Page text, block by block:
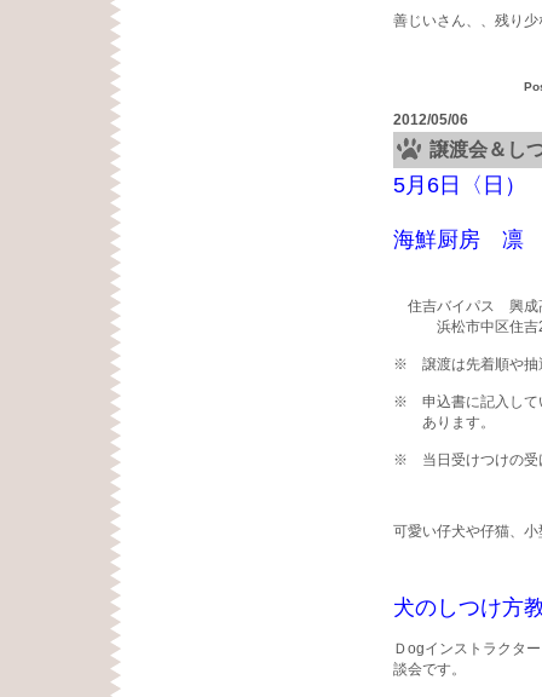
善じいさん、、残り
2012/05/06
譲渡会＆し
5月6日〈日）
海鮮厨房 凛
住吉バイパス 興
浜松市中区住吉2
※ 譲渡は先着順や抽
※ 申込書に記入して
あります。
※ 当日受けつけの受
可愛い仔犬や仔猫、
犬のしつけ方
Ｄogインストラクタ
談会です。